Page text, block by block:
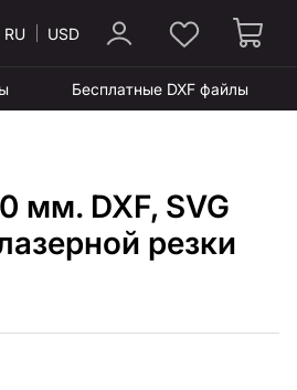
RU USD
Бесплатные DXF файлы
мм. DXF, SVG
резки